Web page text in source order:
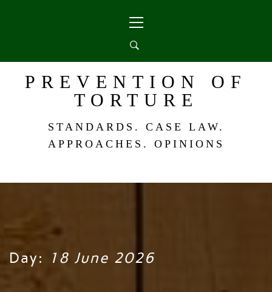
Menu
PREVENTION OF
TORTURE
STANDARDS. CASE LAW.
APPROACHES. OPINIONS
Day: 18 June 2026